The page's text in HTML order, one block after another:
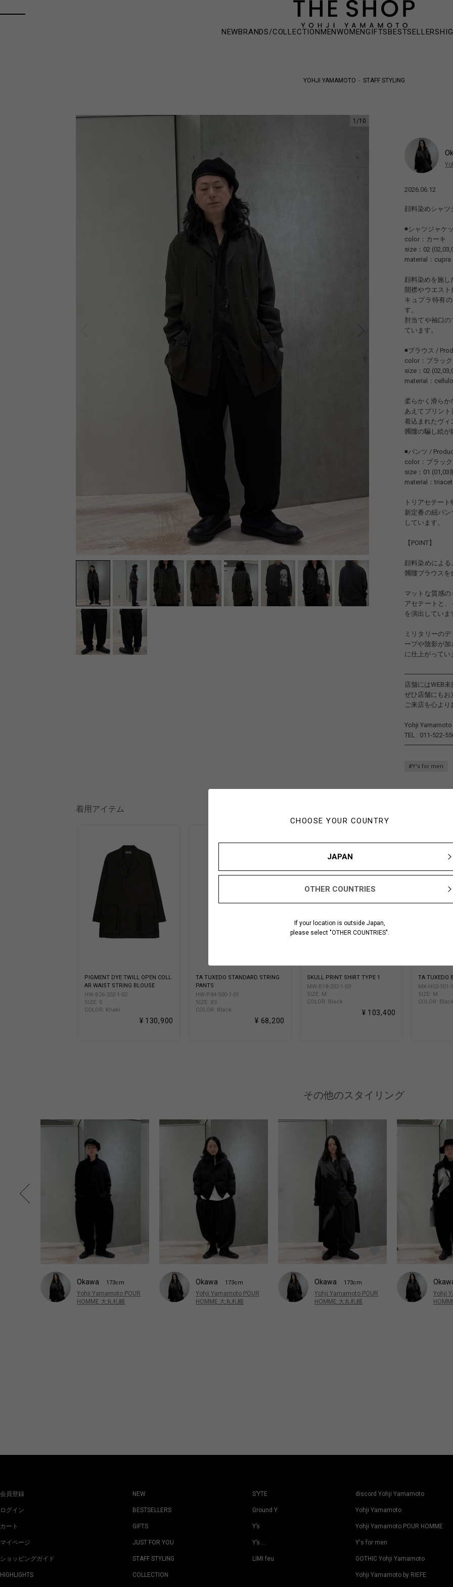
CHOOSE YOUR COUNTRY
JAPAN
OTHER COUNTRIES
If your location is outside Japan,
please select "OTHER COUNTRIES".
NEWBRANDS/COLLECTIONMENWOMENGIFTSBESTSELLERS
YOHJI YAMAMOTO STAFF STYLING
1 /10
2026.06.12
顔料染めシャ
◾️シャツジャケ
color：カーキ
size：02
material：cupra
顔料染めを施し
開襟やウエス
キュプラ特有
す。
肘当てや袖口
ています。
◾️ブラウス /
color：ブラック
size：02
material：
柔らかく滑らか
あえてプリン
着込まれたヴィ
髑髏の騙し絵が
◾️パンツ /
color：ブラック
size：01 (01,03
material：
トリアセテー
新定番の紐パ
しています。
【POINT】
顔料染めによ
髑髏ブラウスを
マットな質感
アセテートと
を演出していま
ミリタリーの
ープや陰影が
に仕上がってい
店舗にはWEB
ぜひ店舗にもお
ご来店を心より
Yohji Yamamoto
TEL : 011-522-
#Y's for men
着用アイテム
PIGMENT DYE TWILL OPEN COLL
AR WAIST STRING BLOUSE
HW-B26-202-1-02
SIZE: S
COLOR: Khaki
¥ 130,900
TA TUXEDO STANDARD STRING
PANTS
HW-P84-500-1-01
SIZE: XS
COLOR: Black
¥ 68,200
SKULL PRINT SHIRT TYPE 1
MW-B18-202-1-03
SIZE: M
COLOR: Black
¥ 103,400
TA TUXEDO
MK-H02-501-
SIZE: M
COLOR: Black
その他のスタイリング
Okawa 173cm
Yohji Yamamoto POUR
HOMME 大丸札幌
Okawa 173cm
Yohji Yamamoto POUR
HOMME 大丸札幌
Okawa 173cm
Yohji Yamamoto POUR
HOMME 大丸札幌
Yohji
会員登録
ログイン
カート
マイページ
ショッピングガイド
HIGHLIGHTS
NEW
BESTSELLERS
GIFTS
JUST FOR YOU
STAFF STYLING
COLLECTION
S’YTE
Ground Y
Y’s
Y’s….
LIMI feu
discord Yohji Yamamoto
Yohji Yamamoto
Yohji Yamamoto POUR HOMME
Y's for men
GOTHIC Yohji Yamamoto
Yohji Yamamoto by RIEFE